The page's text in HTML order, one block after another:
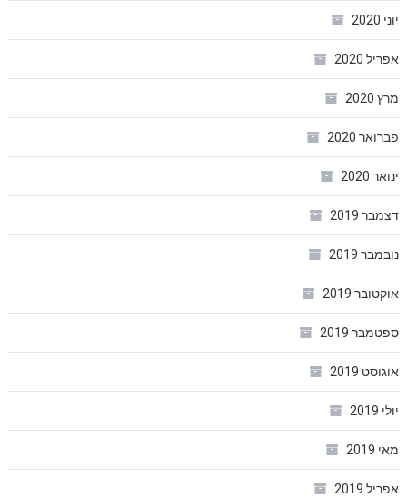
יוני 2020
אפריל 2020
מרץ 2020
פברואר 2020
ינואר 2020
דצמבר 2019
נובמבר 2019
אוקטובר 2019
ספטמבר 2019
אוגוסט 2019
יולי 2019
מאי 2019
אפריל 2019